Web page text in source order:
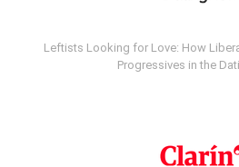
Leftists Looking for Love: How
Progressives in the